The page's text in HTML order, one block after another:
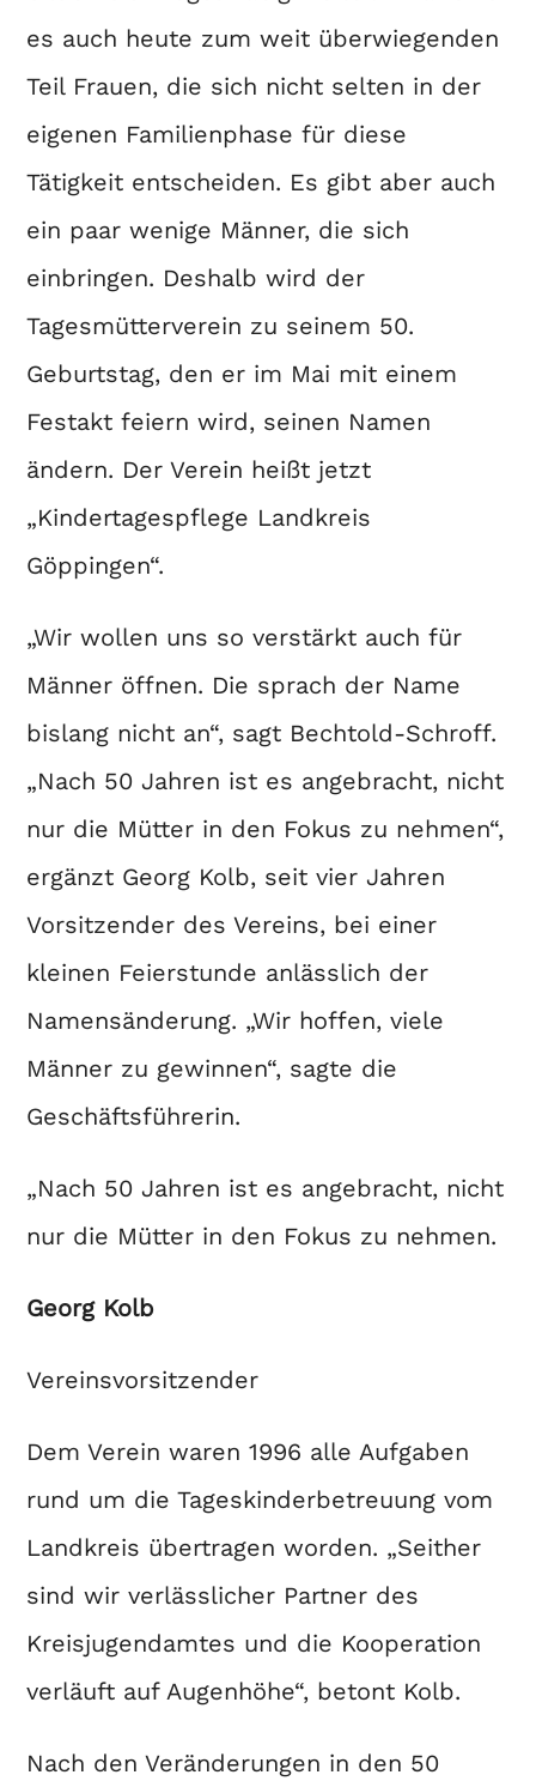
es auch heute zum weit überwiegenden
Teil Frauen, die sich nicht selten in der
eigenen Familienphase für diese
Tätigkeit entscheiden. Es gibt aber auch
ein paar wenige Männer, die sich
einbringen. Deshalb wird der
Tagesmütterverein zu seinem 50.
Geburtstag, den er im Mai mit einem
Festakt feiern wird, seinen Namen
ändern. Der Verein heißt jetzt
„Kindertagespflege Landkreis
Göppingen“.
„Wir wollen uns so verstärkt auch für
Männer öffnen. Die sprach der Name
bislang nicht an“, sagt Bechtold-Schroff.
„Nach 50 Jahren ist es angebracht, nicht
nur die Mütter in den Fokus zu nehmen“,
ergänzt Georg Kolb, seit vier Jahren
Vorsitzender des Vereins, bei einer
kleinen Feierstunde anlässlich der
Namensänderung. „Wir hoffen, viele
Männer zu gewinnen“, sagte die
Geschäftsführerin.
„Nach 50 Jahren ist es angebracht, nicht
nur die Mütter in den Fokus zu nehmen.
Georg Kolb
Vereinsvorsitzender
Dem Verein waren 1996 alle Aufgaben
rund um die Tageskinderbetreuung vom
Landkreis übertragen worden. „Seither
sind wir verlässlicher Partner des
Kreisjugendamtes und die Kooperation
verläuft auf Augenhöhe“, betont Kolb.
Nach den Veränderungen in den 50